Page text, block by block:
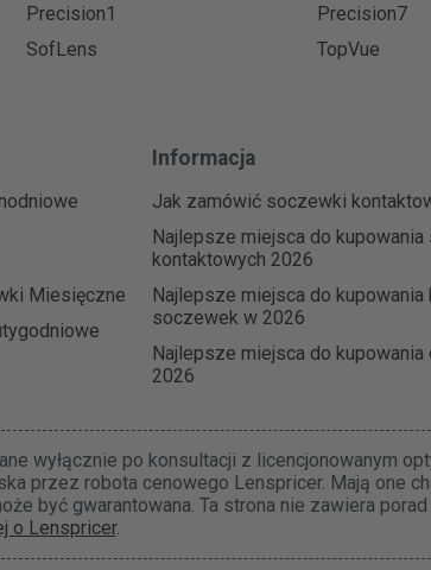
Precision1
Precision7
SofLens
TopVue
Miesięczne
Informacja
Jak zamówić soczewki
Najlepsze miejsca do
kontaktowych 2026
Najlepsze miejsca do kupowania
soczewek w 2026
Najlepsze miejsca do kupowania
2026
wyłącznie po konsultacji z licencjonowanym
przez robota cenowego Lenspricer. Mają one
być gwarantowana. Ta strona nie zawiera
o Lenspricer.